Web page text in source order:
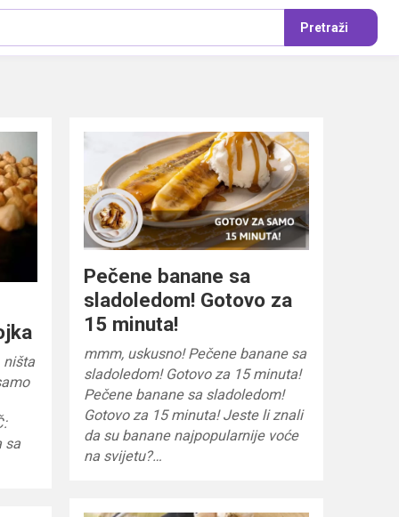
Pretraži
ništa
sa
Pečene banane sa
sladoledom! Gotovo za
15 minuta!
mmm, uskusno! Pečene banane sa
sladoledom! Gotovo za 15 minuta!
Pečene banane sa sladoledom!
Gotovo za 15 minuta! Jeste li znali
da su banane najpopularnije voće
na svijetu?…